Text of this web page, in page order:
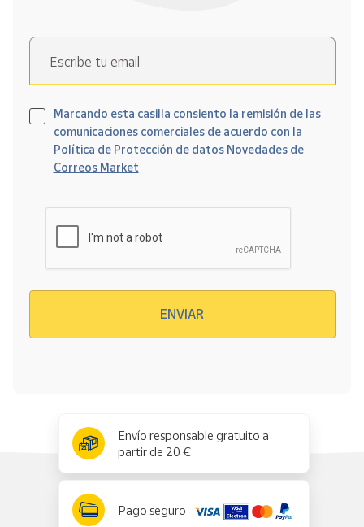
Escribe tu email
Marcando esta casilla consiento la remisión de las
comunicaciones comerciales de acuerdo con la
Política de Protección de datos Novedades de
Correos Market
ENVIAR
Envío responsable gratuito a
partir de 20 €
Pago seguro